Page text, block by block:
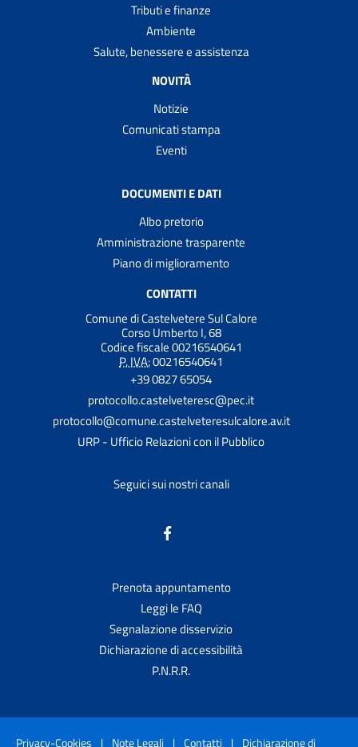
Tributi e finanze
Ambiente
Salute, benessere e assistenza
NOVITÀ
Notizie
Comunicati stampa
Eventi
DOCUMENTI E DATI
Albo pretorio
Amministrazione trasparente
Piano di miglioramento
CONTATTI
Comune di Castelvetere Sul Calore
Corso Umberto I, 68
Codice fiscale 00216540641
P. IVA:00216540641
+39 0827 65054
protocollo.castelveteresc@pec.it
protocollo@comune.castelveteresulcalore.av.it
URP - Ufficio Relazioni con il Pubblico
Seguici sui nostri canali
Prenota appuntamento
Leggi le FAQ
Segnalazione disservizio
Dichiarazione di accessibilità
P.N.R.R.
Privacy-Cookies | Note Legali | Contatti | Dichiarazione di